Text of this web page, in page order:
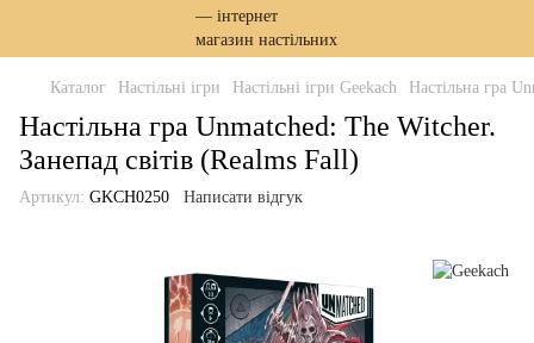
Каталог Настільні ігри Настільні ігри Geekach Настільна гра
Настільна гра Unmatched: The Witcher.
Занепад світів (Realms Fall)
Артикул: GKCH0250 Написати відгук